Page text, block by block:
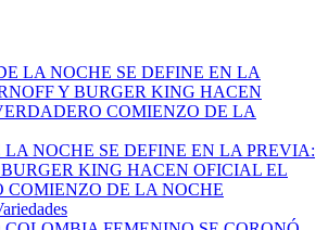
LA NOCHE SE DEFINE EN LA PREVIA:
KING HACEN OFICIAL EL
COMIENZO DE LA NOCHE